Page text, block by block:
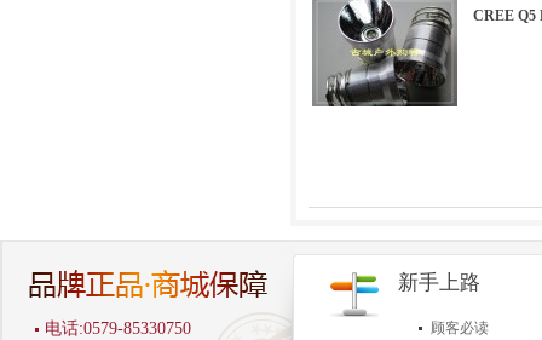
CREE Q5
电话:0579-85330750
新手上路
顾客必读